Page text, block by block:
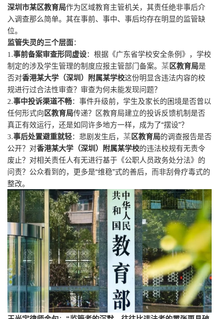
深圳市某区教育局作为区域教育主管机关，其责任绝非事后介
入调查那么简单。其在事前、事中、事后均存在明显的监管缺
位。
监管失灵的三个层面：
1.事前备案审查形同虚设：根据《广东省学校安全条例》，学校
制定的涉及学生管理的制度应报主管部门备案。 某 区教育局是
否对香港某大学（深圳）附属某学校这份明显含违法内容的校
规进行过合法性审查？审查为何未能发现问题？
2.事中投诉渠道不畅：事件升级前，学生及家长的困境是否曾以
任何形式向 区教育局传递？区教育局建立的投诉反馈机制是否
真正有效运行，还是如同许多地方一样，成为了“摆设”？
3.事后处置避重就轻：悲剧发生后， 某 区教育局的调查报告是否
公开？对香港某大学（深圳）附属某学校的违法校规有无责令
废止？对相关责任人有无进行基于《公职人员政务处分法》的
问责？公众看到的，更多是“维稳”式的善后，而非刮骨疗毒式的
整改。